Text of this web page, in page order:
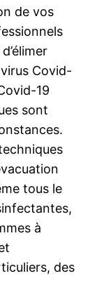
de vos
Covid-
19
sont
tous le
à
des